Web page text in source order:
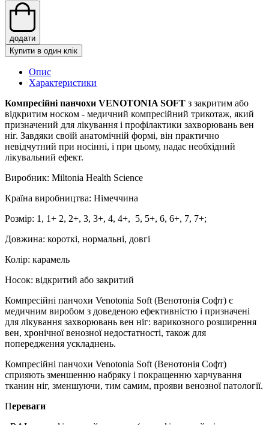
додати
Купити в один клік
Опис
Характеристики
Компресійні панчохи VENOTONIA SOFT з закритим або
відкритим носком - медичний компресійний трикотаж, який
призначений для лікування і профілактики захворювань вен
ніг. Завдяки своїй анатомічній формі, він практично
невідчутний при носінні, і при цьому, надає необхідний
лікувальний ефект.
Виробник: Miltonia Health Science
Країна виробництва: Німеччина
Розмір: 1, 1+ 2, 2+, 3, 3+, 4, 4+, 5, 5+, 6, 6+, 7, 7+;
Довжина: короткі, нормальні, довгі
Колір: карамель
Носок: вiдкритий або закритий
Компресійні панчохи Venotonia Soft (Венотонія Софт) є
медичним виробом з доведеною ефективністю і призначені
для лікування захворювань вен ніг: варикозного розширення
вен, хронічної венозної недостатності, також для
попередження ускладнень.
Компресійні панчохи Venotonia Soft (Венотонія Софт)
сприяють зменшенню набряку і покращенню харчування
тканин ніг, зменшуючи, тим самим, прояви венозної патології.
Переваги